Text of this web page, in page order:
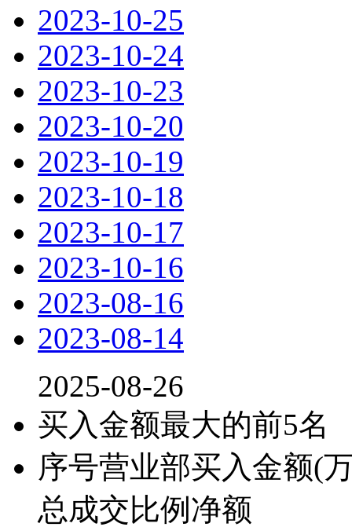
2023-10-25
2023-10-24
2023-10-23
2023-10-20
2023-10-19
2023-10-18
2023-10-17
2023-10-16
2023-08-16
2023-08-14
2025-08-26
买入金额最大的前5名
序号营业部买入金额(
总成交比例 净额